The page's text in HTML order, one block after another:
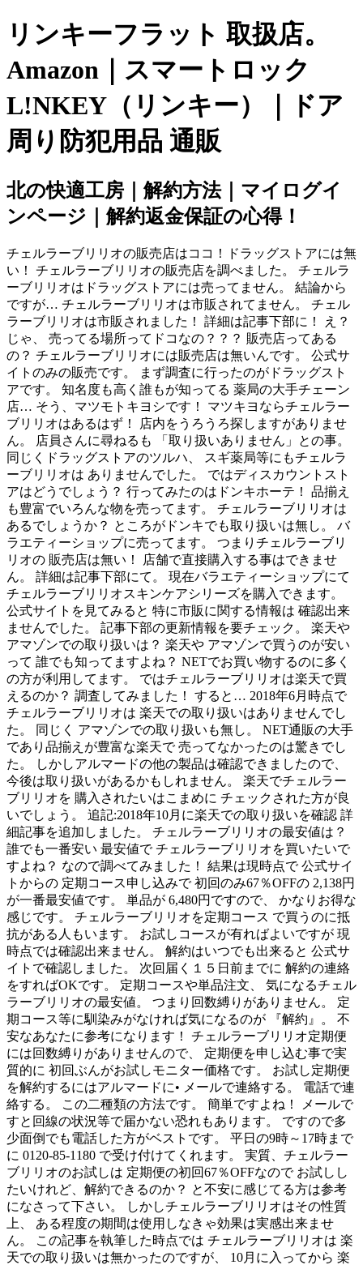
リンキーフラット 取扱店。
Amazon｜スマートロック
L!NKEY（リンキー）｜ドア
周り防犯用品 通販
北の快適工房｜解約方法｜マイログイ
ンページ｜解約返金保証の心得！
チェルラーブリリオの販売店はココ！ドラッグストアには無
い！ チェルラーブリリオの販売店を調べました。 チェルラ
ーブリリオはドラッグストアには売ってません。 結論から
ですが… チェルラーブリリオは市販されてません。 チェル
ラーブリリオは市販されました！ 詳細は記事下部に！ え？
じゃ、 売ってる場所ってドコなの？？？ 販売店ってある
の？ チェルラーブリリオには販売店は無いんです。 公式サ
イトのみの販売です。 まず調査に行ったのがドラッグスト
アです。 知名度も高く誰もが知ってる 薬局の大手チェーン
店… そう、マツモトキヨシです！ マツキヨならチェルラー
ブリリオはあるはず！ 店内をうろうろ探しますがありませ
ん。 店員さんに尋ねるも 「取り扱いありません」との事。
同じくドラッグストアのツルハ、 スギ薬局等にもチェルラ
ーブリリオは ありませんでした。 ではディスカウントスト
アはどうでしょう？ 行ってみたのはドンキホーテ！ 品揃え
も豊富でいろんな物を売ってます。 チェルラーブリリオは
あるでしょうか？ ところがドンキでも取り扱いは無し。 バ
ラエティーショップに売ってます。 つまりチェルラーブリ
リオの 販売店は無い！ 店舗で直接購入する事はできませ
ん。 詳細は記事下部にて。 現在バラエティーショップにて
チェルラーブリリオスキンケアシリーズを購入できます。
公式サイトを見てみると 特に市販に関する情報は 確認出来
ませんでした。 記事下部の更新情報を要チェック。 楽天や
アマゾンでの取り扱いは？ 楽天や アマゾンで買うのが安い
って 誰でも知ってますよね？ NETでお買い物するのに多く
の方が利用してます。 ではチェルラーブリリオは楽天で買
えるのか？ 調査してみました！ すると… 2018年6月時点で
チェルラーブリリオは 楽天での取り扱いはありませんでし
た。 同じく アマゾンでの取り扱いも無し。 NET通販の大手
であり品揃えが豊富な楽天で 売ってなかったのは驚きでし
た。 しかしアルマードの他の製品は確認できましたので、
今後は取り扱いがあるかもしれません。 楽天でチェルラー
ブリリオを 購入されたいはこまめに チェックされた方が良
いでしょう。 追記:2018年10月に楽天での取り扱いを確認 詳
細記事を追加しました。 チェルラーブリリオの最安値は？
誰でも一番安い 最安値で チェルラーブリリオを買いたいで
すよね？ なので調べてみました！ 結果は現時点で 公式サイ
トからの 定期コース申し込みで 初回のみ67％OFFの 2,138円
が一番最安値です。 単品が 6,480円ですので、 かなりお得な
感じです。 チェルラーブリリオを定期コース で買うのに抵
抗がある人もいます。 お試しコースが有ればよいですが 現
時点では確認出来ません。 解約はいつでも出来ると 公式サ
イトで確認しました。 次回届く１５日前までに 解約の連絡
をすればOKです。 定期コースや単品注文、 気になるチェル
ラーブリリオの最安値。 つまり回数縛りがありません。 定
期コース等に馴染みがなければ気になるのが 『解約』。 不
安なあなたに参考になります！ チェルラーブリリオ定期便
には回数縛りがありませんので、 定期便を申し込む事で実
質的に 初回ぶんがお試しモニター価格です。 お試し定期便
を解約するにはアルマードに• メールで連絡する。 電話で連
絡する。 この二種類の方法です。 簡単ですよね！ メールで
すと回線の状況等で届かない恐れもあります。 ですので多
少面倒でも電話した方がベストです。 平日の9時～17時まで
に 0120-85-1180 で受け付けてくれます。 実質、チェルラー
ブリリオのお試しは 定期便の初回67％OFFなので お試しし
たいけれど、解約できるのか？ と不安に感じてる方は参考
になさって下さい。 しかしチェルラーブリリオはその性質
上、 ある程度の期間は使用しなきゃ効果は実感出来ませ
ん。 この記事を執筆した時点では チェルラーブリリオは 楽
天での取り扱いは無かったのですが、 10月に入ってから 楽